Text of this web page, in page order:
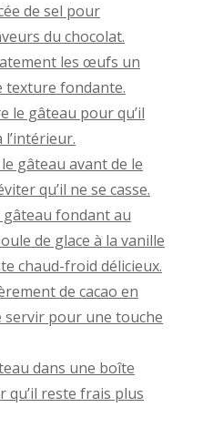
de sel pour
du chocolat.
les œufs un
texture fondante.
le gâteau pour qu’il
gâteau avant de le
qu’il ne se casse.
gâteau fondant au
de glace à la vanille
chaud-froid délicieux.
de cacao en
servir pour une touche
dans une boîte
qu’il reste frais plus